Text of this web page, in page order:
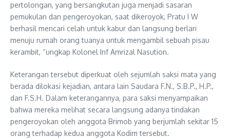
pertolongan, yang bersangkutan juga menjadi sasaran
pemukulan dan pengeroyokan, saat dikeroyok, Pratu I W
berhasil mencari celah untuk kabur dan langsung berlari
menuju rumah orang tuanya untuk mengambil sebuah pisau
kerambit, “ungkap Kolonel Inf Amrizal Nasution.
Keterangan tersebut diperkuat oleh sejumlah saksi mata yang
berada dilokasi kejadian, antara lain Saudara F.N., S.B.P., H.P.,
dan F.S.H. Dalam keterangannya, para saksi menyampaikan
bahwa mereka melihat secara langsung adanya tindakan
pengeroyokan oleh anggota Brimob yang berjumlah sekitar 15
orang terhadap kedua anggota Kodim tersebut.